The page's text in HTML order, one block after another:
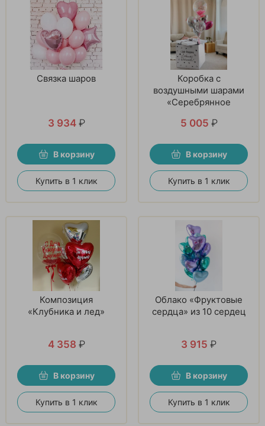
Связка шаров
3 934 ₽
В корзину
Купить в 1 клик
Коробка с
воздушными шарами
«Серебрянное
5 005 ₽
В корзину
Купить в 1 клик
Композиция
«Клубника и лед»
4 358 ₽
В корзину
Купить в 1 клик
Облако «Фруктовые
сердца» из 10 сердец
3 915 ₽
В корзину
Купить в 1 клик